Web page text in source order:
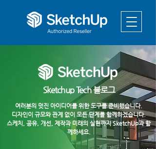
Sketchup Tech 블로그
여러분의 멋진 아이디어를 위한 도구를 준비했습니다.
디자인이 규모와 관계 없이 모든 단계를 함께하겠습니다.
스케치, 공유, 개선, 제작과 미래의 실현까지 SketchUp과 함
께하세요.